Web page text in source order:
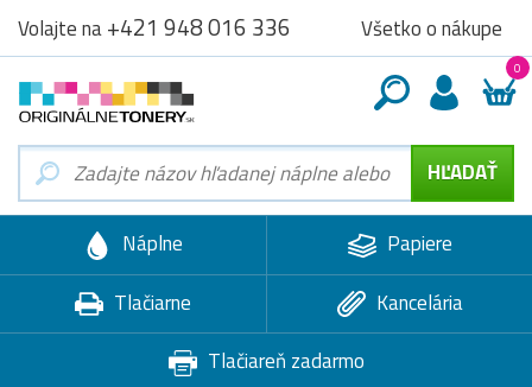
Volajte na+421 948 016 336 Všetko o nákupe
0
Náplne
Papiere
Tlačiarne
Kancelária
Tlačiareň zadarmo